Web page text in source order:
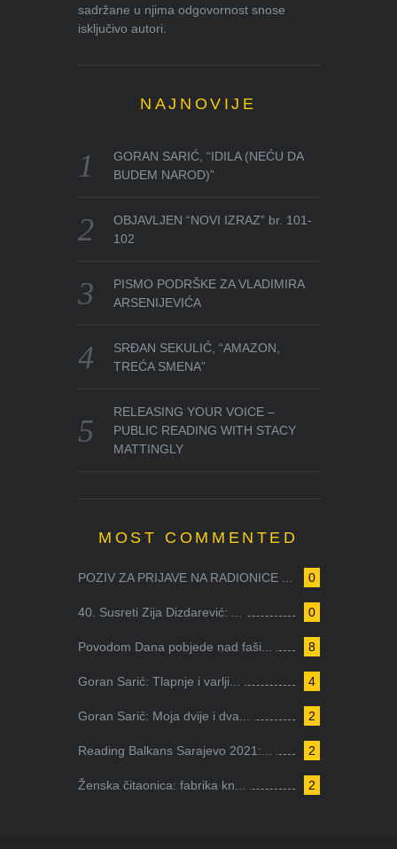
sadržane u njima odgovornost snose
isključivo autori.
NAJNOVIJE
GORAN SARIĆ, “IDILA (NEĆU DA
BUDEM NAROD)”
OBJAVLJEN “NOVI IZRAZ” br. 101-
102
PISMO PODRŠKE ZA VLADIMIRA
ARSENIJEVIĆA
SRĐAN SEKULIĆ, “AMAZON,
TREĆA SMENA”
RELEASING YOUR VOICE –
PUBLIC READING WITH STACY
MATTINGLY
MOST COMMENTED
0
POZIV ZA PRIJAVE NA RADIONICE ...
0
40. Susreti Zija Dizdarević: ...
8
Povodom Dana pobjede nad faši...
4
Goran Sarić: Tlapnje i varlji...
2
Goran Sarić: Moja dvije i dva...
2
Reading Balkans Sarajevo 2021:...
2
Ženska čitaonica: fabrika kn...